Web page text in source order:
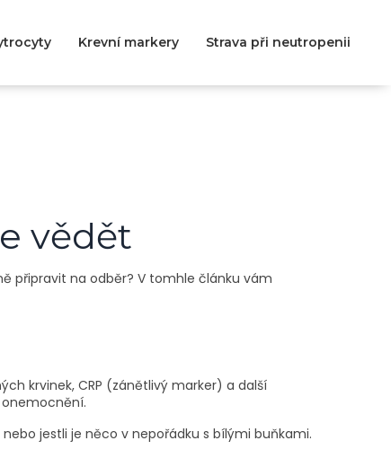
Krevní markery Strava při neutropenii
vědět
připravit na odběr? V tomhle článku vám
krvinek, CRP (zánětlivý marker) a další
jestli je něco v nepořádku s bílými buňkami.